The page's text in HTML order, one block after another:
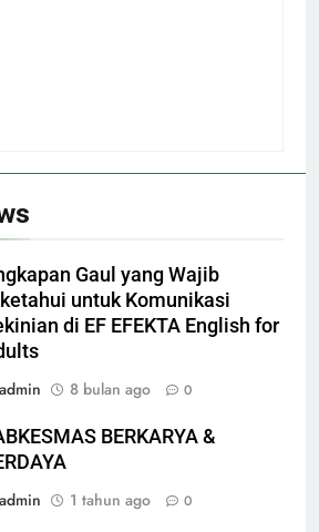
Gaul yang Wajib
untuk Komunikasi
di EF EFEKTA English for
admin
8 bulan ago 0
BERKARYA &
admin
1 tahun ago 0